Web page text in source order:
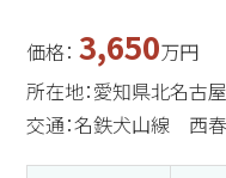
価格：3,650万円
所在地：愛知県北名古
交通：名鉄犬山線